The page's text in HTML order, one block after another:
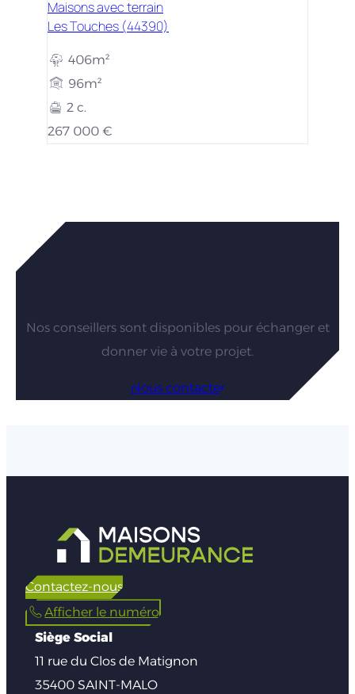
Maisons avec terrain
Les Touches (44390)
406m²
96m²
2 c.
267 000 €
Vous êtes intéressés par nos
Nos conseillers sont disponibles pour échanger et
donner vie à votre projet.
Nous contacter
Contactez-nous
Afficher le numéro
Siège Social
11 rue du Clos de Matignon
35400 SAINT-MALO